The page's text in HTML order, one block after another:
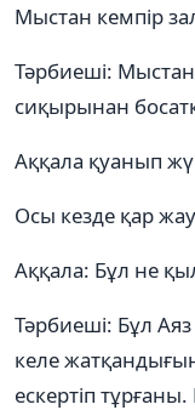
Мыстан кемпір
Тәрбиеші:
сиқырынан
Аққала қуанып
Осы кезде қар
Аққала: Бұл не
Тәрбиеші: Бұл
келе
ескертіп